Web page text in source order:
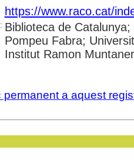
https://www.raco.cat/
Biblioteca de
Pompeu Fabra;
Institut Ramon Muntaner
permanent a aquest